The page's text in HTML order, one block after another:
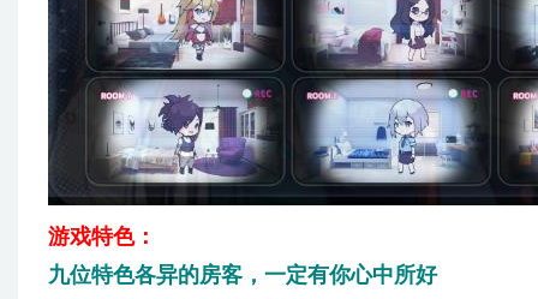
游戏特色：
九位特色各异的房客，一定有你心中所好